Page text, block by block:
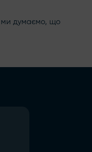
ми думаємо, що